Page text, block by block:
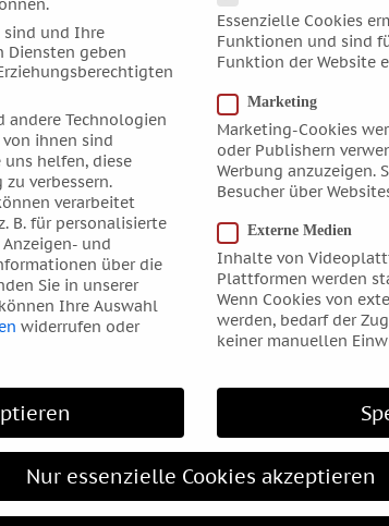
sind und Ihre
geben
andere Technologien
von ihnen sind
uns helfen, diese
verbessern.
verarbeitet
B. für personalisierte
und
über die
Sie in unserer
Ihre Auswahl
widerrufen oder
Essenzielle Cookies
Funktionen und sind
Funktion der Website
Marketing
Marketing-Cookies
oder Publishern
Werbung anzuzeigen.
Besucher über
Externe Medien
Inhalte von
Plattformen werden
Wenn Cookies von
werden, bedarf der
keiner manuellen
Nur essenzielle Cookies akzeptieren